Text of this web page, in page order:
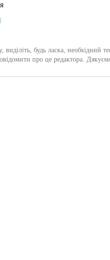
будь ласка, необхідний
про це редактора.